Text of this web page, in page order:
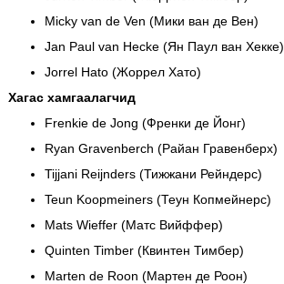
Micky van de Ven (Мики ван де Вен)
Jan Paul van Hecke (Ян Паул ван Хекке)
Jorrel Hato (Жоррел Хато)
Хагас хамгаалагчид
Frenkie de Jong (Френки де Йонг)
Ryan Gravenberch (Райан Гравенберх)
Tijjani Reijnders (Тижжани Рейндерс)
Teun Koopmeiners (Теун Копмейнерс)
Mats Wieffer (Матс Вийффер)
Quinten Timber (Квинтен Тимбер)
Marten de Roon (Мартен де Роон)